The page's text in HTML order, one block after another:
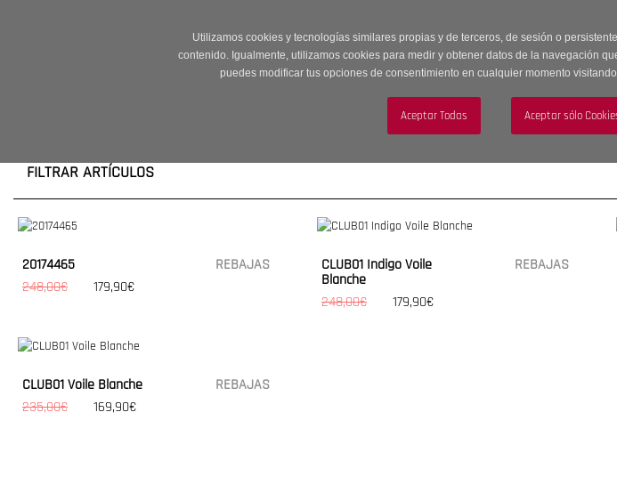
Utilizamos cookies y tecnologías similares propias y de terceros, de sesión o
contenido. Igualmente, utilizamos cookies para medir y obtener datos de la navegación
puedes modificar tus opciones de consentimiento en cualquier momento
MUJER HOMBRE
FILTRAR ARTÍCULOS
20174465
248,00€
179,90€
REBAJAS
CLUB01 Indigo Voile
Blanche
248,00€
179,90€
REBAJAS
CLUB01 Voile Blanche
235,00€
169,90€
REBAJAS